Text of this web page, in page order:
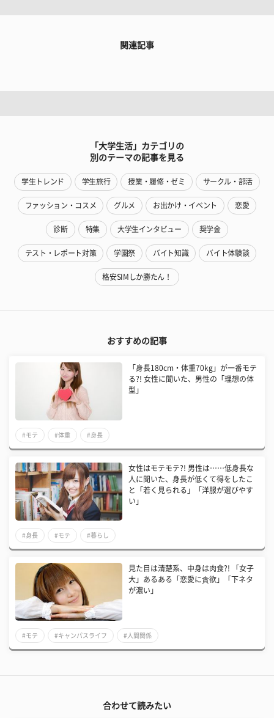
関連記事
「大学生活」カテゴリの
別のテーマの記事を見る
学生トレンド 学生旅行 授業・履修・ゼミ サークル・部活
ファッション・コスメ グルメ お出かけ・イベント 恋愛
診断 特集 大学生インタビュー 奨学金
テスト・レポート対策 学園祭 バイト知識 バイト体験談
格安SIMしか勝たん！
おすすめの記事
「身長180cm・体重70kg」が一番モテ
る?! 女性に聞いた、男性の「理想の体
型」
#モテ #体重 #身長
女性はモテモテ?! 男性は……低身長な
人に聞いた、身長が低くて得をしたこ
と「若く見られる」「洋服が選びやす
い」
#身長 #モテ #暮らし
見た目は清楚系、中身は肉食?! 「女子
大」あるある「恋愛に貪欲」「下ネタ
が濃い」
#モテ #キャンパスライフ #人間関係
合わせて読みたい